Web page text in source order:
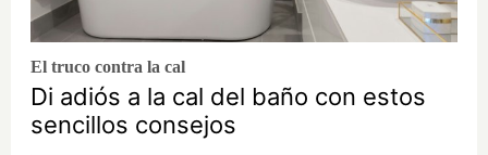
El truco contra la cal
Di adiós a la cal del baño con estos
sencillos consejos